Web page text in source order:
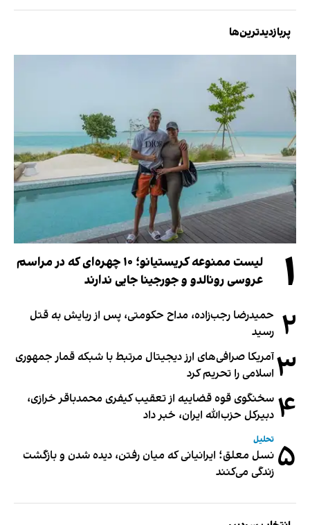
پربازدیدترین‌ها
۱
لیست ممنوعه کریستیانو؛ ۱۰ چهره‌ای که در مراسم
عروسی رونالدو و جورجینا جایی ندارند
۲ حمیدرضا رجب‌زاده، مداح حکومتی، پس از ربایش به قتل
رسید
۳آمریکا صرافی‌های ارز دیجیتال مرتبط با شبکه قمار جمهوری
اسلامی را تحریم کرد
۴ سخنگوی قوه قضاییه از تعقیب کیفری محمدباقر خرازی،
دبیر‌کل حزب‌الله ایران، خبر داد
۵ تحلیل
نسل معلق؛ ایرانیانی که میان رفتن، دیده شدن و بازگشت
زندگی می‌کنند